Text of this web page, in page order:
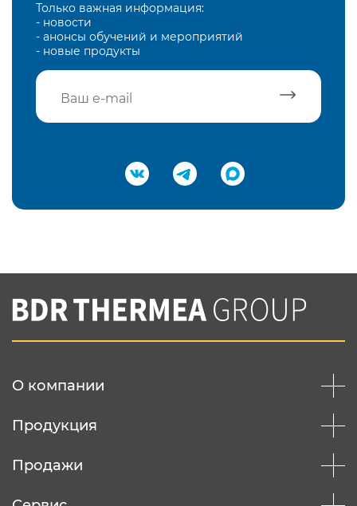
Только важная информация:
- новости
- анонсы обучений и мероприятий
- новые продукты
Подтвердить e-mail
Вы соглашаетесь с нашей политикой
конфеденциальности
О компании
Продукция
Продажи